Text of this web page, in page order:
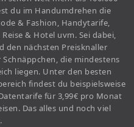
du im Handumdrehen die
& Fashion, Handytarife,
& Hotel uvm. Sei dabei,
den nächsten Preisknaller
die mindestens
liegen. Unter den besten
findest du beispielsweise
für 3,99€ pro Monat
Das alles und noch viel